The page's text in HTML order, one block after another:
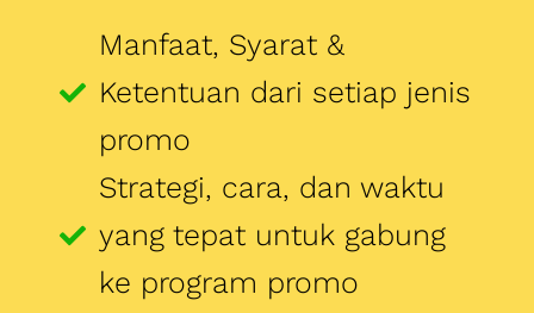
ke program promo
Jenis-jenis promo di
online delivery (bundling,
menu coret, buy 1 get 1,
coupon, gift card, dll